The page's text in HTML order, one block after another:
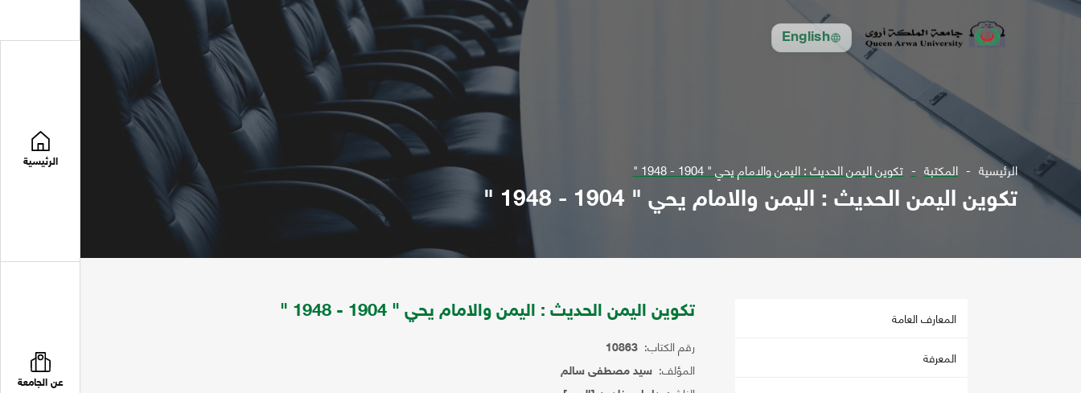
English
الرئيسية
عن الجامعة
الرئيسية المكتبة تكوين اليمن الحديث : اليمن والامام يحي " 1904 - 1948 "
تكوين اليمن الحديث : اليمن والامام يحي " 1904 - 1948 "
المعارف العامة
المعرفة
تكوين اليمن الحديث : اليمن والامام يحي " 1904 - 1948 "
رقم الكتاب: 10863
المؤلف: سيد مصطفى سالم